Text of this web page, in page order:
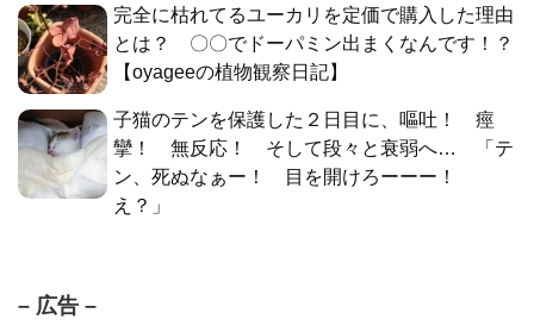
完全に枯れてるユーカリを定価で購入した理由
とは？ 〇〇でドーパミン出まくなんです！？
【oyageeの植物観察日記】
子猫のテンを保護した２日目に、嘔吐！ 痙
攣！ 無反応！ そして段々と衰弱へ… 「テ
ン、死ぬなぁー！ 目を開けろーーー！
え？」
– 広告 –